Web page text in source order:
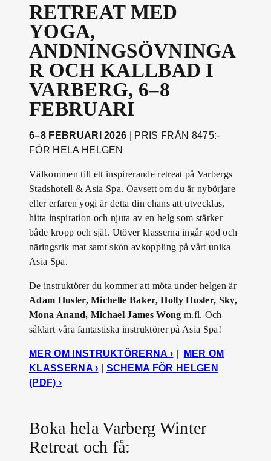
RETREAT MED
YOGA,
ANDNINGSÖVNINGA
R OCH KALLBAD I
VARBERG, 6–8
FEBRUARI
6–8 FEBRUARI 2026
| PRIS FRÅN 8475:-
FÖR HELA HELGEN
Välkommen till ett inspirerande retreat på Varbergs
Stadshotell & Asia Spa. Oavsett om du är nybörjare
eller erfaren yogi är detta din chans att utvecklas,
hitta inspiration och njuta av en helg som stärker
både kropp och själ. Utöver klasserna ingår god och
näringsrik mat samt skön avkoppling på vårt unika
Asia Spa.
De instruktörer du kommer att möta under helgen är
Adam Husler, Michelle Baker, Holly Husler, Sky,
Mona Anand, Michael James Wong m.fl. Och
såklart våra fantastiska instruktörer på Asia Spa!
MER OM INSTRUKTÖRERNA ›
MER OM
KLASSERNA ›
SCHEMA FÖR HELGEN
(PDF) ›
Boka hela Varberg Winter
Retreat och få: